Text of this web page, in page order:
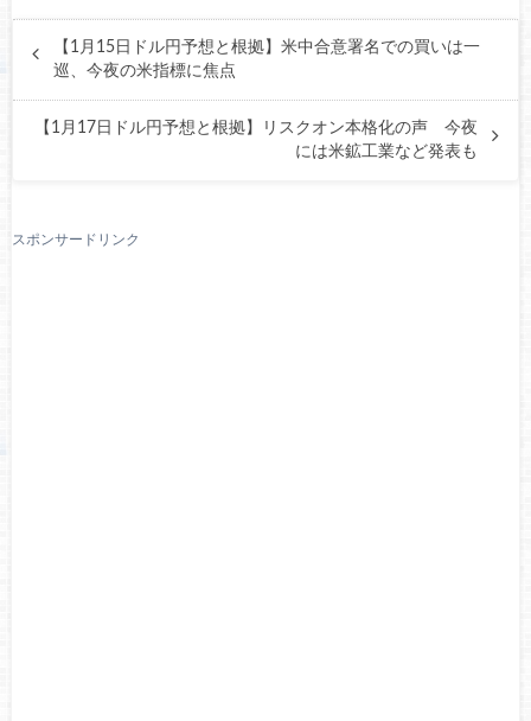
【1月15日ドル円予想と根拠】米中合意署名での買いは一
巡、今夜の米指標に焦点
【1月17日ドル円予想と根拠】リスクオン本格化の声 今夜
には米鉱工業など発表も
スポンサードリンク